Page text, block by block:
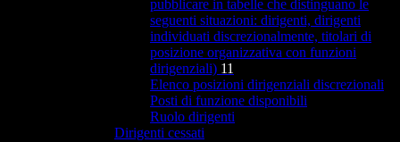
pubblicare in tabelle che distinguano le
seguenti situazioni: dirigenti, dirigenti
individuati discrezionalmente, titolari di
posizione organizzativa con funzioni
dirigenziali) 11
Elenco posizioni dirigenziali discrezionali
Posti di funzione disponibili
Ruolo dirigenti
Dirigenti cessati